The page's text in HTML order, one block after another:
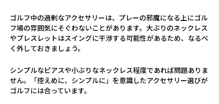
ゴルフ中の過剰なアクセサリーは、プレーの邪魔になる上にゴル
フ場の雰囲気にそぐわないことがあります。大ぶりのネックレス
やブレスレットはスイングに干渉する可能性があるため、なるべ
く外しておきましょう。
シンプルなピアスや小ぶりなネックレス程度であれば問題ありま
せん。「控えめに、シンプルに」を意識したアクセサリー選びが
ゴルフには合っています。